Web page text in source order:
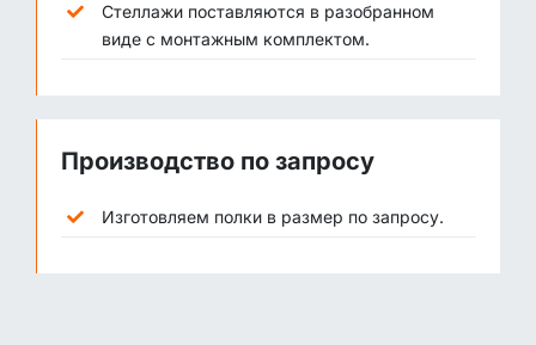
Стеллажи поставляются в разобранном
виде с монтажным комплектом.
Производство по запросу
Изготовляем полки в размер по запросу.